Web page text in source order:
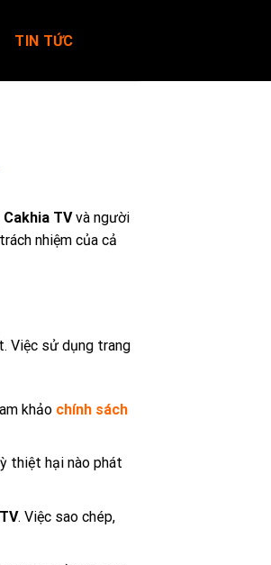
TIN TỨC
Cakhia TVvà người
nhiệm của cả
Việc sử dụng trang
khảo chính sách
thiệt hại nào phát
. Việc sao chép,